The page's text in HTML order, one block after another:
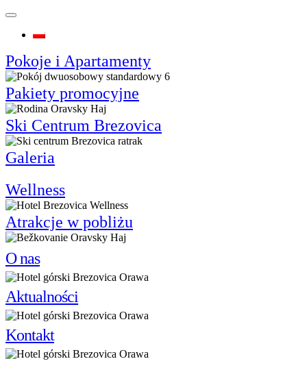
Pokoje i Apartamenty
Pakiety promocyjne
Ski Centrum Brezovica
Galeria
Wellness
Atrakcje w pobliżu
O nas
Aktualności
Kontakt